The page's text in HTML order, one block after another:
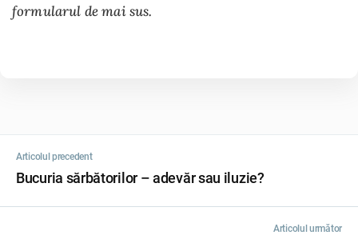
formularul de mai sus.
Articolul precedent
Bucuria sărbătorilor – adevăr sau iluzie?
Articolul următor